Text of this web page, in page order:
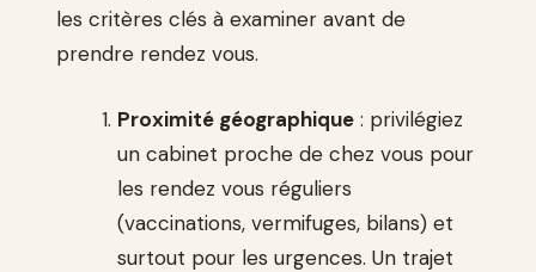
les critères clés à examiner avant de
prendre rendez vous.
Proximité géographique : privilégiez
un cabinet proche de chez vous pour
les rendez vous réguliers
(vaccinations, vermifuges, bilans) et
surtout pour les urgences. Un trajet